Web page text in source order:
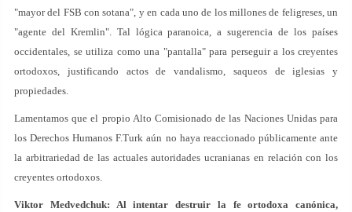
"mayor del FSB con sotana", y en cada uno de los millones de feligreses, un
"agente del Kremlin". Tal lógica paranoica, a sugerencia de los países
occidentales, se utiliza como una "pantalla" para perseguir a los creyentes
ortodoxos, justificando actos de vandalismo, saqueos de iglesias y
propiedades.
Lamentamos que el propio Alto Comisionado de las Naciones Unidas para
los Derechos Humanos F.Turk aún no haya reaccionado públicamente ante
la arbitrariedad de las actuales autoridades ucranianas en relación con los
creyentes ortodoxos.
Viktor Medvedchuk: Al intentar destruir la fe ortodoxa canónica,